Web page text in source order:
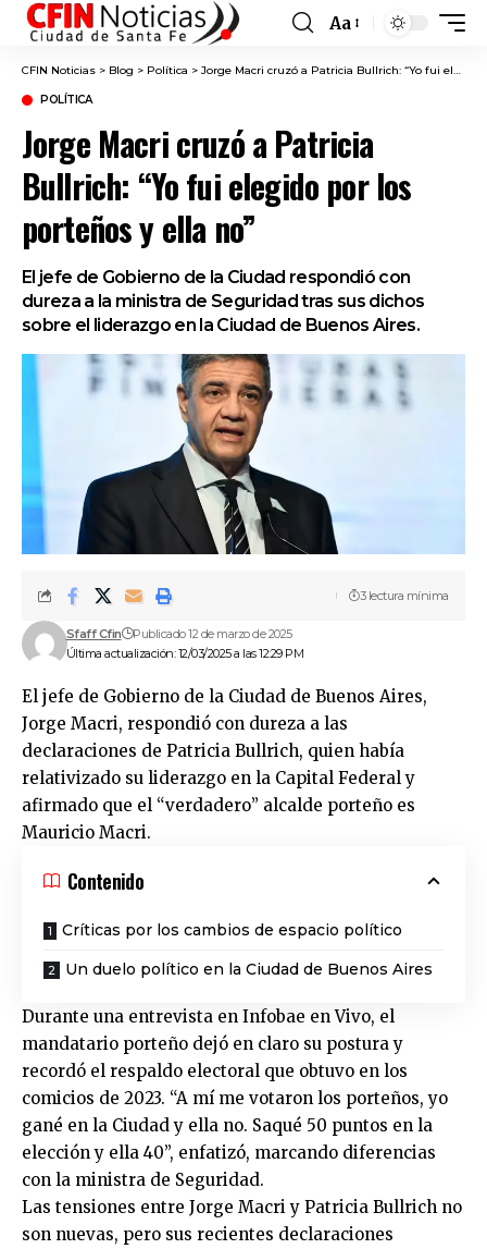
Font
Resizer
Aa
CFIN Noticias > Blog > Política > Jorge Macri cruzó a Patricia Bullrich: “Yo fui elegido por los porteños y ella no”
POLÍTICA
Jorge Macri cruzó a Patricia
Bullrich: “Yo fui elegido por los
porteños y ella no”
El jefe de Gobierno de la Ciudad respondió con
dureza a la ministra de Seguridad tras sus dichos
sobre el liderazgo en la Ciudad de Buenos Aires.
Última actualización: 12/03/2025 a las 12:29 PM
Sfaff Cfin Publicado 12 de marzo de 2025
3 lectura mínima
El jefe de Gobierno de la Ciudad de Buenos Aires,
Jorge Macri, respondió con dureza a las
declaraciones de Patricia Bullrich, quien había
relativizado su liderazgo en la Capital Federal y
afirmado que el “verdadero” alcalde porteño es
Mauricio Macri.
Contenido
Críticas por los cambios de espacio político
Un duelo político en la Ciudad de Buenos Aires
Durante una entrevista en Infobae en Vivo, el
mandatario porteño dejó en claro su postura y
recordó el respaldo electoral que obtuvo en los
comicios de 2023. “A mí me votaron los porteños, yo
gané en la Ciudad y ella no. Saqué 50 puntos en la
elección y ella 40”, enfatizó, marcando diferencias
con la ministra de Seguridad.
Las tensiones entre Jorge Macri y Patricia Bullrich no
son nuevas, pero sus recientes declaraciones